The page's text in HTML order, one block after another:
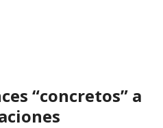
“concretos” a